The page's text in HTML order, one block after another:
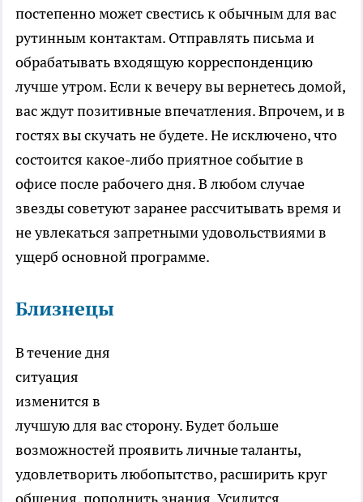
постепенно может свестись к обычным для вас
рутинным контактам. Отправлять письма и
обрабатывать входящую корреспонденцию
лучше утром. Если к вечеру вы вернетесь домой,
вас ждут позитивные впечатления. Впрочем, и в
гостях вы скучать не будете. Не исключено, что
состоится какое-либо приятное событие в
офисе после рабочего дня. В любом случае
звезды советуют заранее рассчитывать время и
не увлекаться запретными удовольствиями в
ущерб основной программе.
Близнецы
В течение дня
ситуация
изменится в
лучшую для вас сторону. Будет больше
возможностей проявить личные таланты,
удовлетворить любопытство, расширить круг